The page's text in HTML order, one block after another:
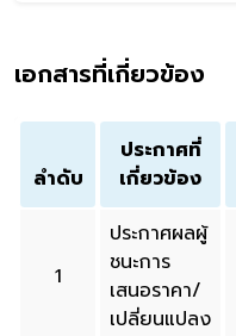
เอกสารที่เกี่ยวข้อง
ลำดับ
ประกาศที่
เกี่ยวข้อง
1
ประกาศผลผู้
ชนะการ
เสนอราคา/
เปลี่ยนแปลง